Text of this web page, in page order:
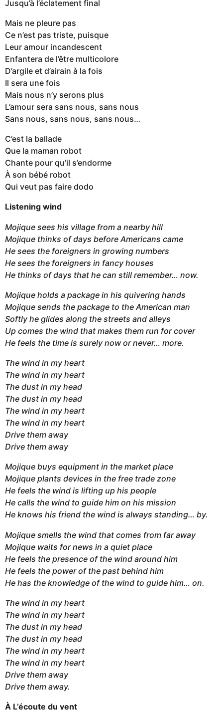
Jusqu’à l’éclatement final
Mais ne pleure pas
Ce n’est pas triste, puisque
Leur amour incandescent
Enfantera de l’être multicolore
D’argile et d’airain à la fois
Il sera une fois
Mais nous n’y serons plus
L’amour sera sans nous, sans nous
Sans nous, sans nous, sans nous…
C’est la ballade
Que la maman robot
Chante pour qu’il s’endorme
À son bébé robot
Qui veut pas faire dodo
Listening wind
Mojique sees his village from a nearby hill
Mojique thinks of days before Americans came
He sees the foreigners in growing numbers
He sees the foreigners in fancy houses
He thinks of days that he can still remember… now.
Mojique holds a package in his quivering hands
Mojique sends the package to the American man
Softly he glides along the streets and alleys
Up comes the wind that makes them run for cover
He feels the time is surely now or never… more.
The wind in my heart
The wind in my heart
The dust in my head
The dust in my head
The wind in my heart
The wind in my heart
Drive them away
Drive them away
Mojique buys equipment in the market place
Mojique plants devices in the free trade zone
He feels the wind is lifting up his people
He calls the wind to guide him on his mission
He knows his friend the wind is always standing… by.
Mojique smells the wind that comes from far away
Mojique waits for news in a quiet place
He feels the presence of the wind around him
He feels the power of the past behind him
He has the knowledge of the wind to guide him… on.
The wind in my heart
The wind in my heart
The dust in my head
The dust in my head
The wind in my heart
The wind in my heart
Drive them away
Drive them away.
À L’écoute du vent